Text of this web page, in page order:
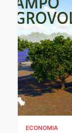
ECONOMIA